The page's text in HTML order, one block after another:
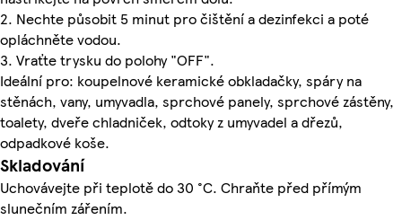
2. Nechte působit 5 minut pro čištění a dezinfekci a poté
opláchněte vodou.
3. Vraťte trysku do polohy "OFF".
Ideální pro: koupelnové keramické obkladačky, spáry na
stěnách, vany, umyvadla, sprchové panely, sprchové zástěny,
toalety, dveře chladniček, odtoky z umyvadel a dřezů,
odpadkové koše.
Skladování
Uchovávejte při teplotě do 30 °C. Chraňte před přímým
slunečním zářením.